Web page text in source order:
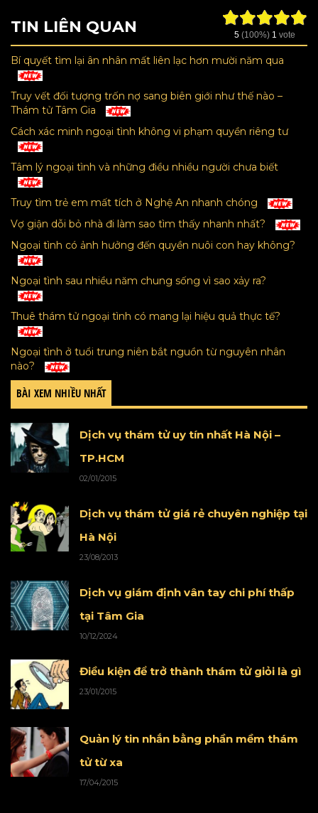
5 (100%) 1 vote
TIN LIÊN QUAN
Bí quyết tìm lại ân nhân mất liên lạc hơn mười năm qua
Truy vết đối tượng trốn nợ sang biên giới như thế nào –
Thám tử Tâm Gia
Cách xác minh ngoại tình không vi phạm quyền riêng tư
Tâm lý ngoại tình và những điều nhiều người chưa biết
Truy tìm trẻ em mất tích ở Nghệ An nhanh chóng
Vợ giận dỗi bỏ nhà đi làm sao tìm thấy nhanh nhất?
Ngoại tình có ảnh hưởng đến quyền nuôi con hay không?
Ngoại tình sau nhiều năm chung sống vì sao xảy ra?
Thuê thám tử ngoại tình có mang lại hiệu quả thực tế?
Ngoại tình ở tuổi trung niên bắt nguồn từ nguyên nhân
nào?
BÀI XEM NHIỀU NHẤT
Dịch vụ thám tử uy tín nhất Hà Nội –
TP.HCM
02/01/2015
Dịch vụ thám tử giá rẻ chuyên nghiệp tại
Hà Nội
23/08/2013
Dịch vụ giám định vân tay chi phí thấp
tại Tâm Gia
10/12/2024
Điều kiện để trở thành thám tử giỏi là gì
23/01/2015
Quản lý tin nhắn bằng phần mềm thám
tử từ xa
17/04/2015